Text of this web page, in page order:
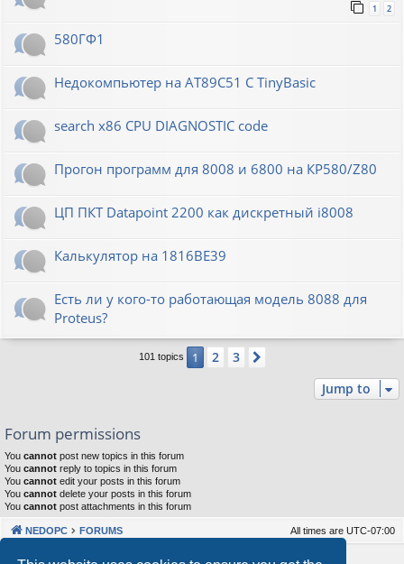
1 2
580ГФ1
Недокомпьютер на AT89C51 C TinyBasic
search x86 CPU DIAGNOSTIC code
Прогон программ для 8008 и 6800 на КР580/Z80
ЦП ПКТ Datapoint 2200 как дискретный i8008
Калькулятор на 1816ВЕ39
Есть ли у кого-то работающая модель 8088 для
Proteus?
101 topics 1 2 3
Jump to
Forum permissions
You cannot post new topics in this forum
You cannot reply to topics in this forum
You cannot edit your posts in this forum
You cannot delete your posts in this forum
You cannot post attachments in this forum
NEDOPC FORUMS All times are UTC-07:00
Powered byphpBB® Forum Software © phpBB Limited